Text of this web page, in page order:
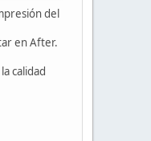
del
en After.
calidad